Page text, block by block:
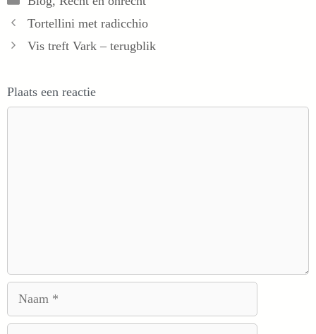
Tortellini met radicchio
Vis treft Vark – terugblik
Plaats een reactie